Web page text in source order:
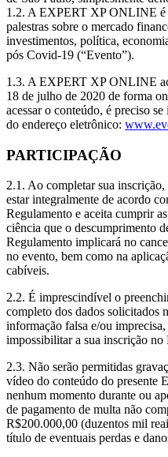
1.2. A EXPERT XP ONLINE é
palestras sobre o mercado
investimentos, política,
pós Covid-19 (“Evento”).
1.3. A EXPERT XP ONLINE
18 de julho de 2020 de forma
acessar o conteúdo, é preciso
do endereço eletrônico:
PARTICIPAÇÃO
2.1. Ao completar sua
estar integralmente de acordo
Regulamento e aceita cumprir
ciência que o descumprimento
Regulamento implicará no
no evento, bem como na
cabíveis.
2.2. É imprescindível o
completo dos dados solicitados
informação falsa e/ou
impossibilitar a sua inscrição no
2.3. Não serão permitidas
vídeo do conteúdo do presente
nenhum momento durante ou
de pagamento de multa não
R$200.000,00 (duzentos mil
título de eventuais perdas e